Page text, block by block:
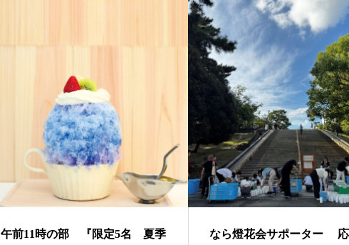
午前11時の部 『限定5名 夏季
なら燈花会サポーター